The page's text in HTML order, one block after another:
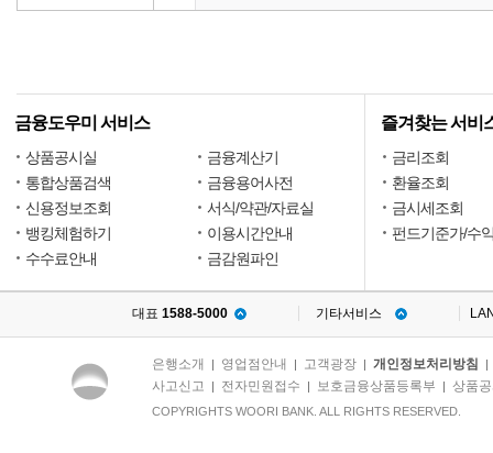
금융도우미 서비스
상품공시실
금융계산기
통합상품검색
금융용어사전
신용정보조회
서식/약관/자료실
뱅킹체험하기
이용시간안내
수수료안내
금감원파인
즐겨찾는 서비
금리조회
환율조회
금시세조회
펀드기준가/수
대표 1588-5000 기타서비스
은행소개 영업점안내 고객광장| 개인정보처리방침
사고신고 전자민원접수 보호금융상품등록부 상품
COPYRIGHTS WOORI BANK. ALL RIGHTS RESERVED.